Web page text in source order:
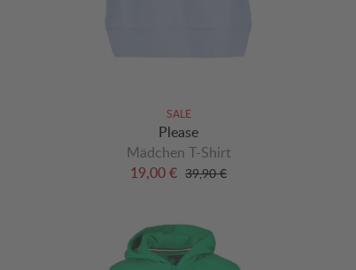
SALE
Please
Mädchen T-Shirt
19,00 € 39,90 €